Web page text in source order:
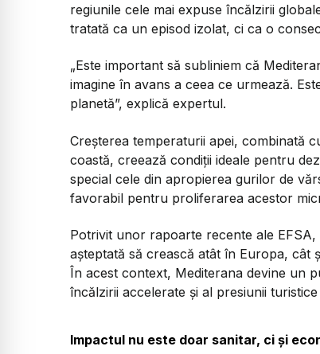
regiunile cele mai expuse încălzirii
tratată ca un episod izolat, ci ca o
„Este important să subliniem că
imagine în avans a ceea ce urmează.
planetă”, explică expertul.
Creșterea temperaturii apei, combinată
coastă, creează condiții ideale pentru
special cele din apropierea gurilor de
favorabil pentru proliferarea acestor
Potrivit unor rapoarte recente ale
așteptată să crească atât în Europa, cât
În acest context, Mediterana devine un
încălzirii accelerate și al presiunii turistice
Impactul nu este doar sanitar, ci și